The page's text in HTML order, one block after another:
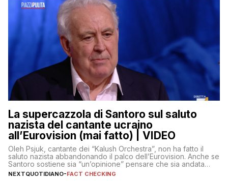
La supercazzola di Santoro sul saluto
nazista del cantante ucraino
all’Eurovision (mai fatto) | VIDEO
Oleh Psjuk, cantante dei “Kalush Orchestra”, non ha fatto il
saluto nazista abbandonando il palco dell’Eurovision. Anche se
Santoro sostiene sia “un’opinione” pensare che sia andata
così
NEXTQUOTIDIANO-FACT CHECKING